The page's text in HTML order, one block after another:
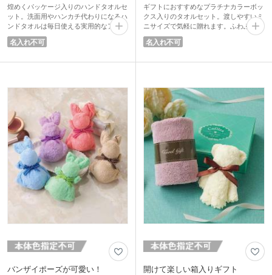
煌めくパッケージ入りのハンドタオルセ
ット。洗面用やハンカチ代わりになるハ
ンドタオルは毎日使える実用的なアイテ
ムです。吸水性・速乾性に優れたふわふ
わのマイクロファイバー生地を使用して
タオルはもらって困らない安心ノベルテ
ジでそのままお渡しいただけます。
名入れ不可
ギフトにおすすめなプラチナカラーボッ
クス入りのタオルセット。渡しやすいミ
ニサイズで気軽に贈れます。ふわふわの
肌触りが気持ちいい、吸水・速乾性に優
れたマイクロファイバー生地を使用して
企業の来場記念品や成約記念、周年記念
躍！日常使いしやすいタオルハンカチ
は、もらって嬉しく長く使っていただけ
る実用的なアイテムです。
名入れ不可
バンザイポーズが可愛い！ 開けて楽しい箱入りギフト